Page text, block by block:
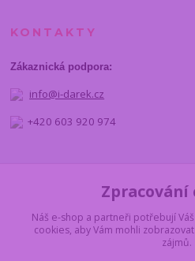
KONTAKTY
Zákaznická podpora:
info@i-darek.cz
+420 603 920 974
Zpracování
Náš e-shop a partneři potřebují Váš
cookies, aby Vám mohli
zájmů.